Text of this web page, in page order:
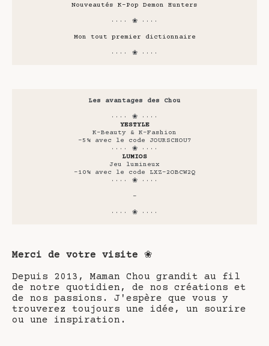
Nouveautés K-Pop Demon Hunters
···· ❀ ····
Mon tout premier dictionnaire
···· ❀ ····
Les avantages des Chou
···· ❀ ····
YESTYLE
K-Beauty & K-Fashion
-5% avec le code JOURSCHOU7
···· ❀ ····
LUMIOS
Jeu lumineux
-10% avec le code LXZ-2OBCW2Q
···· ❀ ····
-
···· ❀ ····
Merci de votre visite ❀
Depuis 2013, Maman Chou grandit au fil
de notre quotidien, de nos créations et
de nos passions. J'espère que vous y
trouverez toujours une idée, un sourire
ou une inspiration.